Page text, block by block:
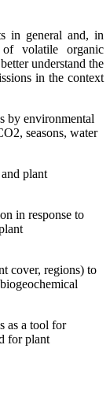
in general and, in
volatile organic
understand the
in the context
by environmental
seasons, water
plant
in response to
cover, regions) to
as a tool for
for plant